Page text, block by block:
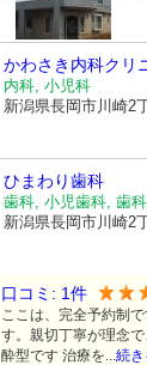
かわさき内科クリ
内科, 小児科
新潟県長岡市川崎2
ひまわり歯科
歯科, 小児歯科, 歯
新潟県長岡市川崎2
口コミ: 1件
ここは、完全予約制
す。親切丁寧が理念
酔型です 治療を...続